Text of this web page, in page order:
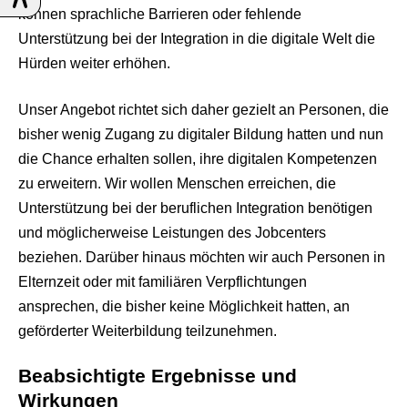
können sprachliche Barrieren oder fehlende
Unterstützung bei der Integration in die digitale Welt die
Hürden weiter erhöhen.
Unser Angebot richtet sich daher gezielt an Personen, die
bisher wenig Zugang zu digitaler Bildung hatten und nun
die Chance erhalten sollen, ihre digitalen Kompetenzen
zu erweitern. Wir wollen Menschen erreichen, die
Unterstützung bei der beruflichen Integration benötigen
und möglicherweise Leistungen des Jobcenters
beziehen. Darüber hinaus möchten wir auch Personen in
Elternzeit oder mit familiären Verpflichtungen
ansprechen, die bisher keine Möglichkeit hatten, an
geförderter Weiterbildung teilzunehmen.
Beabsichtigte Ergebnisse und
Wirkungen